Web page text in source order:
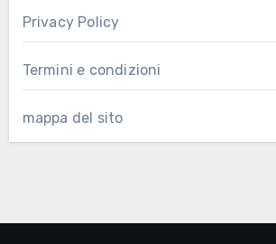
Privacy Policy
Termini e condizioni
mappa del sito